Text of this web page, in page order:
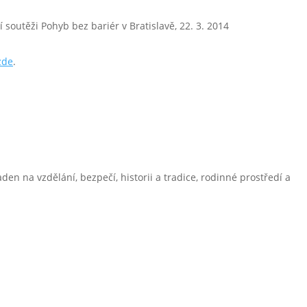
Pohyb bez bariér v Bratislavě, 22. 3. 2014
.
na vzdělání, bezpečí, historii a tradice, rodinné prostředí a